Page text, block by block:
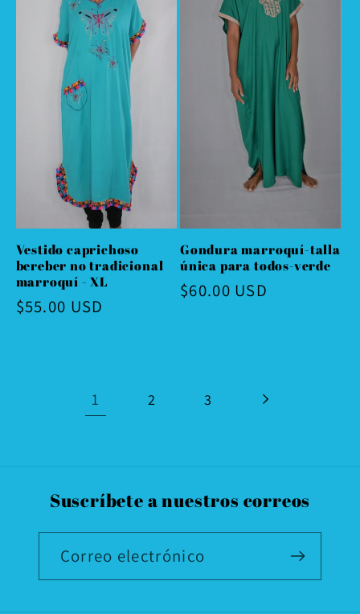
Vestido caprichoso
bereber no tradicional
marroquí - XL
Precio
$55.00 USD
Gondura marroquí-talla
única para todos-verde
Precio
$60.00 USD
1 2 3
Suscríbete a nuestros correos
Correo electrónico